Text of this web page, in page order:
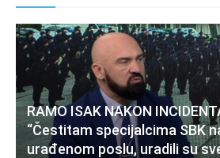
RAMO ISAK NAKON
“Čestitam specijalcima SBK
urađenom poslu, uradili su